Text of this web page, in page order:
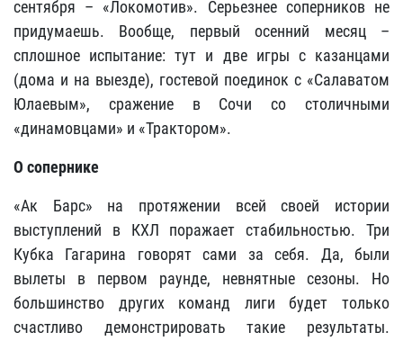
сентября – «Локомотив». Серьезнее соперников не
придумаешь. Вообще, первый осенний месяц –
сплошное испытание: тут и две игры с казанцами
(дома и на выезде), гостевой поединок с «Салаватом
Юлаевым», сражение в Сочи со столичными
«динамовцами» и «Трактором».
О сопернике
«Ак Барс» на протяжении всей своей истории
выступлений в КХЛ поражает стабильностью. Три
Кубка Гагарина говорят сами за себя. Да, были
вылеты в первом раунде, невнятные сезоны. Но
большинство других команд лиги будет только
счастливо демонстрировать такие результаты.